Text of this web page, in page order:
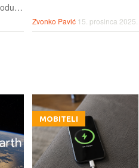
HUAWEI FreeClip 2 slušalice imaju IP57 certifikat otpornosti na vodu i prašinu, a pružaju do 38 sati autonomije - dolaze na hrvatsko tržištu, a do 28. veljače možete ih kupiti uz 20 EUR popusta
Zvonko Pavić 15. prosinca 2025.
MOBITELI